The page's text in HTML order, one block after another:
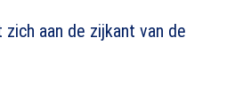
aan de zijkant van de